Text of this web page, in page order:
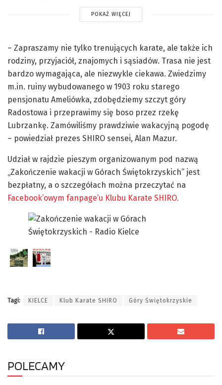
POKAŻ WIĘCEJ
– Zapraszamy nie tylko trenujących karate, ale także ich
rodziny, przyjaciół, znajomych i sąsiadów. Trasa nie jest
bardzo wymagająca, ale niezwykle ciekawa. Zwiedzimy
m.in. ruiny wybudowanego w 1903 roku starego
pensjonatu Ameliówka, zdobędziemy szczyt góry
Radostowa i przeprawimy się boso przez rzekę
Lubrzankę. Zamówiliśmy prawdziwie wakacyjną pogodę
– powiedział prezes SHIRO sensei, Alan Mazur.
Udział w rajdzie pieszym organizowanym pod nazwą
„Zakończenie wakacji w Górach Świętokrzyskich” jest
bezpłatny, a o szczegółach można przeczytać na
Facebook’owym fanpage’u Klubu Karate SHIRO.
Tagi: KIELCE Klub Karate SHIRO Góry Świętokrzyskie
POLECAMY